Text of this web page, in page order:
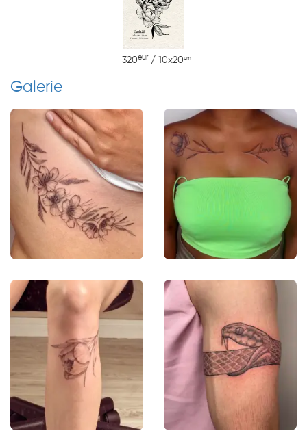
320eur / 10x20cm
Galerie